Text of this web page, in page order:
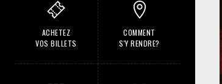
ACHETEZ
VOS BILLETS
COMMENT
S'Y RENDRE?